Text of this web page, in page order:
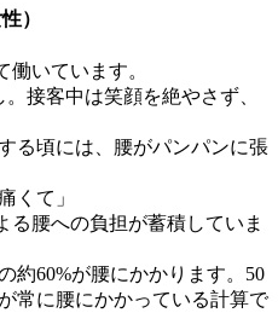
）
いています。
接客中は笑顔を絶やさず、
る頃には、腰がパンパンに張
くて」
腰への負担が蓄積していま
約60%が腰にかかります。50
常に腰にかかっている計算で